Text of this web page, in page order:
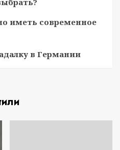
иметь современное
в Германии